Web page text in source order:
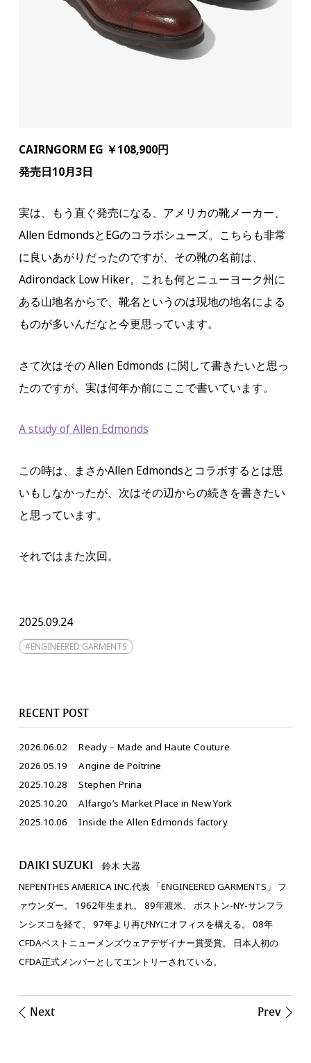
CAIRNGORM EG ￥108,900円
発売日10月3日
実は、もう直ぐ発売になる、アメリカの靴メーカー、
Allen EdmondsとEGのコラボシューズ。こちらも非常
に良いあがりだったのですが、その靴の名前は、
Adirondack Low Hiker。これも何とニューヨーク州に
ある山地名からで、靴名というのは現地の地名による
ものが多いんだなと今更思っています。
さて次はその Allen Edmonds に関して書きたいと思っ
たのですが、実は何年か前にここで書いています。
A study of Allen Edmonds
この時は、まさかAllen Edmondsとコラボするとは思
いもしなかったが、次はその辺からの続きを書きたい
と思っています。
それではまた次回。
2025.09.24
#ENGINEERED GARMENTS
RECENT POST
2026.06.02
Ready – Made and Haute Couture
2026.05.19
Angine de Poitrine
2025.10.28
Stephen Prina
2025.10.20
Alfargo’s Market Place in New York
2025.10.06
Inside the Allen Edmonds factory
DAIKI SUZUKI 鈴木 大器
NEPENTHES AMERICA INC.代表 「ENGINEERED GARMENTS」 フ
ァウンダー。 1962年生まれ。 89年渡米、 ボストン-NY-サンフラ
ンシスコを経て、 97年より再びNYにオフィスを構える。 08年
CFDAベストニューメンズウェアデザイナー賞受賞。 日本人初の
CFDA正式メンバーとしてエントリーされている。
Prev
Next